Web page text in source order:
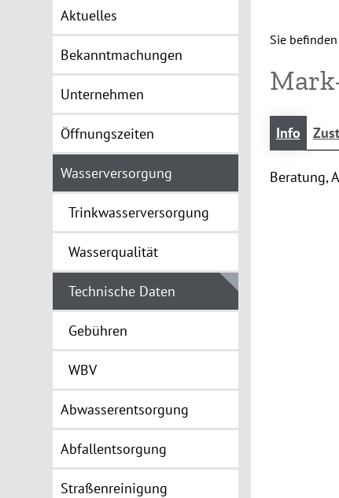
Aktuelles
Bekanntmachungen
Unternehmen
Öffnungszeiten
Wasserversorgung
Trinkwasserversorgung
Wasserqualität
Technische Daten
Gebühren
WBV
Abwasserentsorgung
Abfallentsorgung
Straßenreinigung
Sie
Info
Beratung,